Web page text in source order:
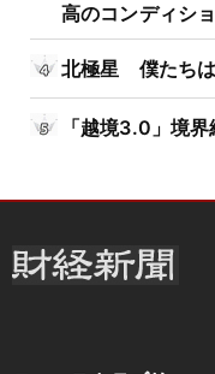
高のコンディシ
北極星 僕たち
「越境3.0」境